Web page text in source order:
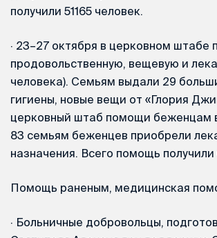
получили 51165 человек.
· 23–27 октября в церковном
продовольственную, вещевую и
человека). Семьям выдали 29
гигиены, новые вещи от «Глория
церковный штаб помощи беженцам
83 семьям беженцев приобрели
назначения. Всего помощь
Помощь раненым, медицинская
· Больничные добровольцы,